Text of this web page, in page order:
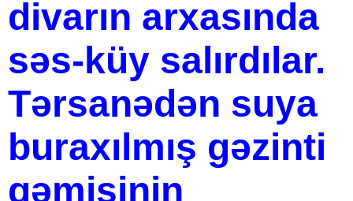
divarın arxasında
səs-küy salırdılar.
Tərsanədən suya
buraxılmış gəzinti
gəmisinin